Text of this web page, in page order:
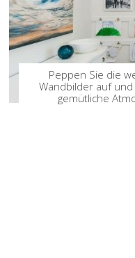
Peppen Sie die
Wandbilder auf
gemütliche